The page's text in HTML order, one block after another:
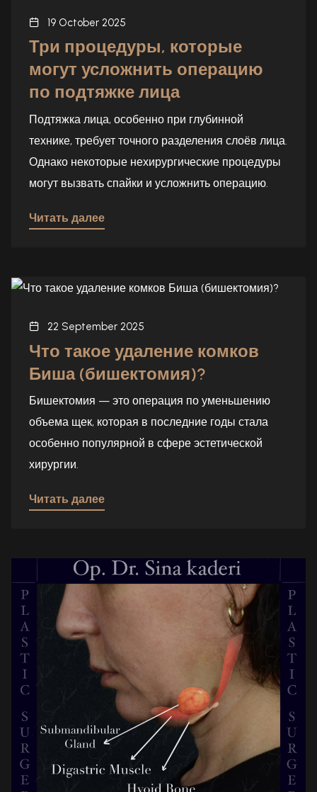
19 October 2025
Три процедуры, которые
могут усложнить операцию
по подтяжке лица
Подтяжка лица, особенно при глубинной
технике, требует точного разделения слоёв лица.
Однако некоторые нехирургические процедуры
могут вызвать спайки и усложнить операцию.
Читать далее
22 September 2025
Что такое удаление комков
Биша (бишектомия)?
Бишектомия — это операция по уменьшению
объема щек, которая в последние годы стала
особенно популярной в сфере эстетической
хирургии.
Читать далее